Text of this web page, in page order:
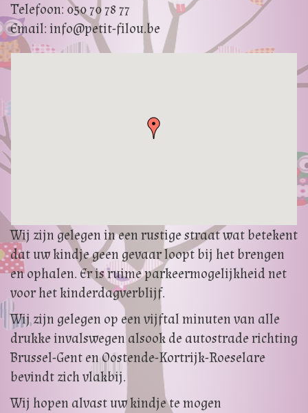
Telefoon: 050 70 78 77
Email: info@petit-filou.be
Wij zijn gelegen in een rustige straat wat betekent
dat uw kindje geen gevaar loopt bij het brengen
en ophalen. Er is ruime parkeermogelijkheid net
voor het kinderdagverblijf.
Wij zijn gelegen op een vijftal minuten van alle
drukke invalswegen alsook de autostrade richting
Brussel-Gent en Oostende-Kortrijk-Roeselare
bevindt zich vlakbij.
Wij hopen alvast uw kindje te mogen